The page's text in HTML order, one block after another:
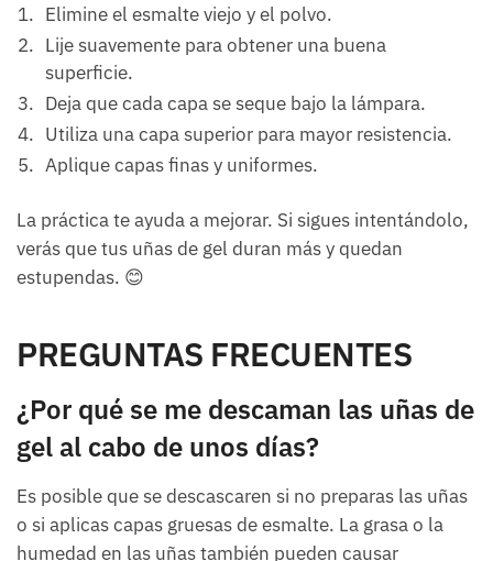
Elimine el esmalte viejo y el polvo.
Lije suavemente para obtener una buena
superficie.
Deja que cada capa se seque bajo la lámpara.
Utiliza una capa superior para mayor resistencia.
Aplique capas finas y uniformes.
La práctica te ayuda a mejorar. Si sigues intentándolo,
verás que tus uñas de gel duran más y quedan
estupendas. 😊
PREGUNTAS FRECUENTES
¿Por qué se me descaman las uñas de
gel al cabo de unos días?
Es posible que se descascaren si no preparas las uñas
o si aplicas capas gruesas de esmalte. La grasa o la
humedad en las uñas también pueden causar